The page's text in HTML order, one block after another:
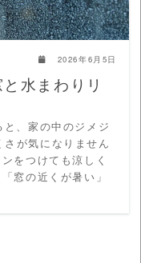
2026年6月5日
水まわりリ
、家の中のジメジ
が気になりません
をつけても涼しく
窓の近くが暑い」